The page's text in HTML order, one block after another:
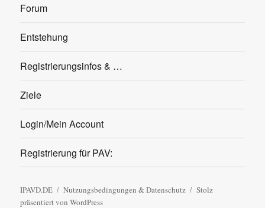
Forum
Entstehung
Registrierungsinfos & …
Ziele
Login/Mein Account
Registrierung für PAV:
IPAVD.DE Nutzungsbedingungen & Datenschutz
Stolz
präsentiert von WordPress